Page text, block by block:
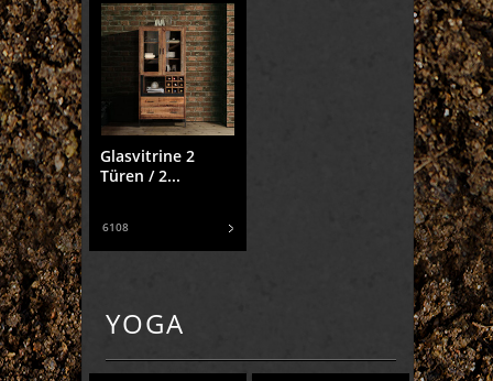
Glasvitrine 2
Türen / 2...
6108
YOGA